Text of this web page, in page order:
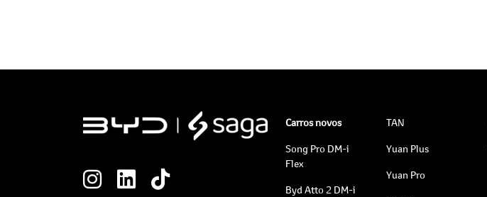
Carros novos
Song Pro DM-i
Flex
Byd Atto 2 DM-i
TAN
Yuan Plus
Yuan Pro